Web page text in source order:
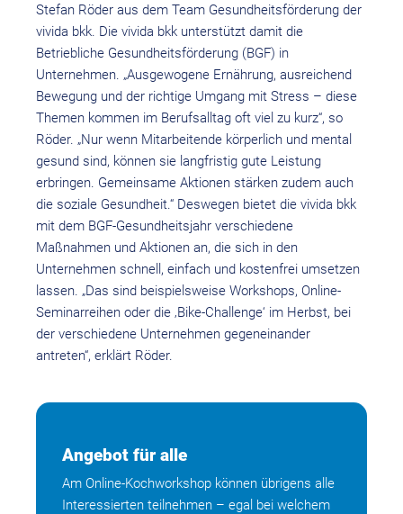
Stefan Röder aus dem Team Gesundheitsförderung der
vivida bkk. Die vivida bkk unterstützt damit die
Betriebliche Gesundheitsförderung (BGF) in
Unternehmen. „Ausgewogene Ernährung, ausreichend
Bewegung und der richtige Umgang mit Stress – diese
Themen kommen im Berufsalltag oft viel zu kurz“, so
Röder. „Nur wenn Mitarbeitende körperlich und mental
gesund sind, können sie langfristig gute Leistung
erbringen. Gemeinsame Aktionen stärken zudem auch
die soziale Gesundheit.“ Deswegen bietet die vivida bkk
mit dem BGF-Gesundheitsjahr verschiedene
Maßnahmen und Aktionen an, die sich in den
Unternehmen schnell, einfach und kostenfrei umsetzen
lassen. „Das sind beispielsweise Workshops, Online-
Seminarreihen oder die ‚Bike-Challenge‘ im Herbst, bei
der verschiedene Unternehmen gegeneinander
antreten“, erklärt Röder.
Angebot für alle
Am Online-Kochworkshop können übrigens alle
Interessierten teilnehmen – egal bei welchem